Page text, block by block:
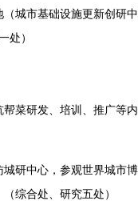
城市基础设施更新创研
处）
菜研发、培训、推广等
研中心，参观世界城市
综合处、研究五处）